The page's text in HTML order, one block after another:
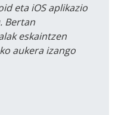
eta iOS aplikazio
Bertan
eskaintzen
aukera izango